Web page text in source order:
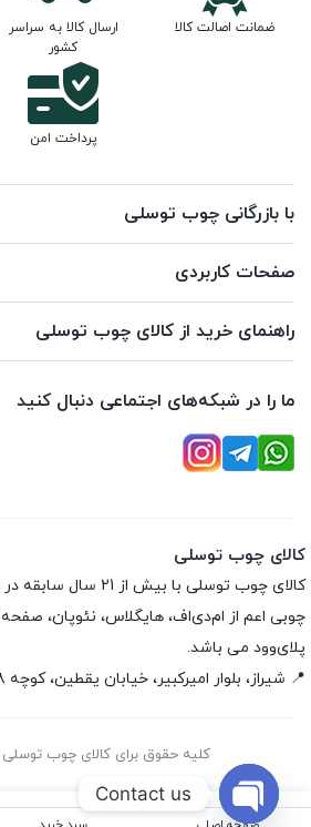
ضمانت اصالت کالا
ارسال کالا به سراسر
کشور
پرداخت امن
با بازرگانی چوب توسلی
صفحات کاربردی
راهنمای خرید از کالای چوب توسلی
ما را در شبکه‌های اجتماعی دنبال کنید
کالای چوب توسلی
کالای چوب توسلی با بیش
چوبی اعم از ام‌دی‌اف، هایگلاس، نئوپان،
پلای‌وود می باشد.
📍 شیراز، بلوار امیرکبیر، خیابان یقطین، کوچه ۱۸
کلیه حقوق برای کالای چوب
Contact us